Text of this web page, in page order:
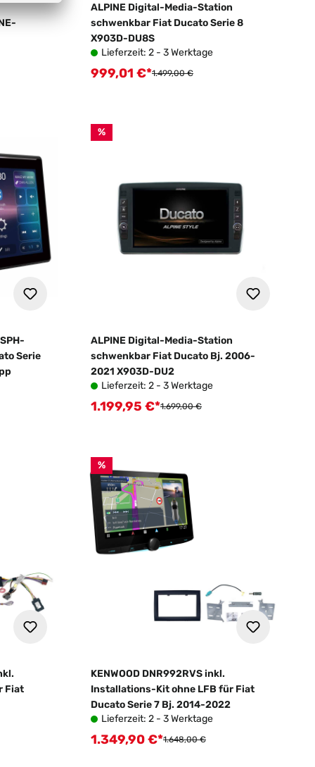
ALPINE Digital-Media-Station
schwenkbar Fiat Ducato Serie 8
X903D-DU8S
Lieferzeit: 2 - 3 Werktage
Verkaufspreis:
999,01 €*Regulärer Preis:
1.499,00 €
Serie
%
ALPINE Digital-Media-Station
schwenkbar Fiat Ducato Bj. 2006-
2021 X903D-DU2
Lieferzeit: 2 - 3 Werktage
Verkaufspreis:
1.199,95 €*Regulärer Preis:
1.699,00 €
Fiat
%
KENWOOD DNR992RVS inkl.
Installations-Kit ohne LFB für Fiat
Ducato Serie 7 Bj. 2014-2022
Lieferzeit: 2 - 3 Werktage
Verkaufspreis:
1.349,90 €*Regulärer Preis:
1.648,00 €